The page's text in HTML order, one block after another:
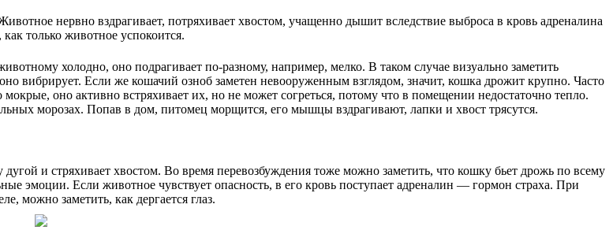
нервно вздрагивает, потряхивает хвостом, учащенно дышит вследствие выброса в кровь адреналина
только животное успокоится.
холодно, оно подрагивает по-разному, например, мелко. В таком случае визуально заметить
вибрирует. Если же кошачий озноб заметен невооруженным взглядом, значит, кошка дрожит крупно. Часто
оно активно встряхивает их, но не может согреться, потому что в помещении недостаточно тепло.
морозах. Попав в дом, питомец морщится, его мышцы вздрагивают, лапки и хвост трясутся.
и стряхивает хвостом. Во время перевозбуждения тоже можно заметить, что кошку бьет дрожь по всему
эмоции. Если животное чувствует опасность, в его кровь поступает адреналин — гормон страха. При
можно заметить, как дергается глаз.